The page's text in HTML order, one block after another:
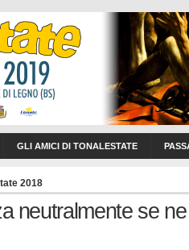
GLI AMICI DI TONALESTATE
2018
neutralmente se